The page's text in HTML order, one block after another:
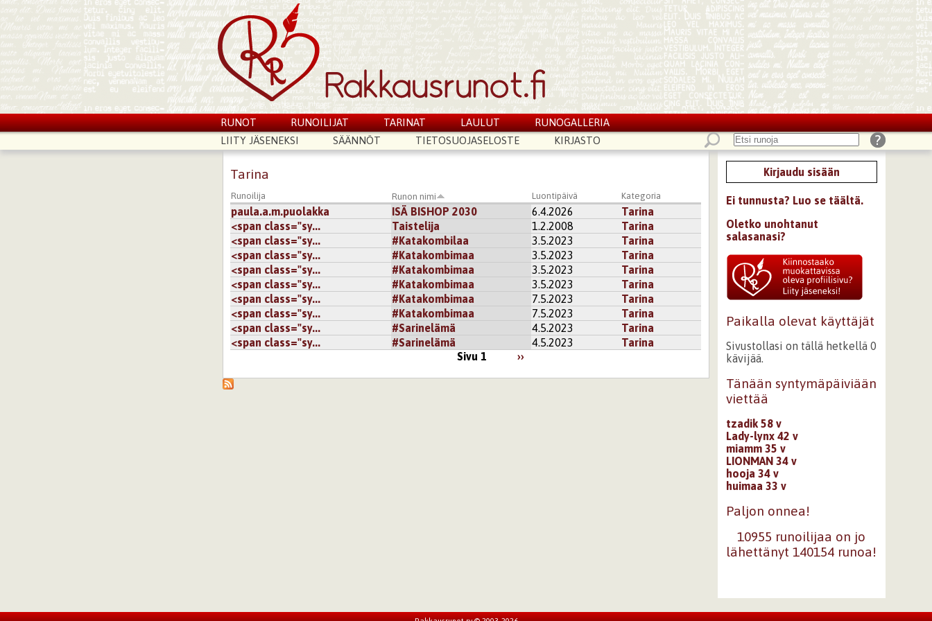
RUNOT RUNOILIJAT TARINAT LAULUT
RUNOGALLERIA
LIITY JÄSENEKSI
SÄÄNNÖT TIETOSUOJASELOSTE KIRJASTO
Tarina
Runoilija Runon nimi Luontipäivä Kategoria
paula.a.m.puolakka ISÄ BISHOP 2030 6.4.2026
Tarina
<span class="sy...
Taistelija 1.2.2008
Tarina
<span class="sy...
#Katakombilaa 3.5.2023
Tarina
<span class="sy...
#Katakombimaa 3.5.2023
Tarina
<span class="sy...
#Katakombimaa 3.5.2023
Tarina
<span class="sy...
#Katakombimaa 3.5.2023
Tarina
<span class="sy...
#Katakombimaa 7.5.2023
Tarina
<span class="sy...
#Katakombimaa 7.5.2023
Tarina
<span class="sy...
#Sarinelämä 4.5.2023
Tarina
<span class="sy...
#Sarinelämä 4.5.2023
Tarina
Sivu 1
››
Kirjaudu sisään
Ei tunnusta? Luo se täältä.
Oletko unohtanut
salasanasi?
Paikalla olevat käyttäjät
Sivustollasi on tällä hetkellä 0
kävijää.
Tänään syntymäpäiviään
viettää
tzadik 58 v
Lady-lynx 42 v
miamm 35 v
LIONMAN 34 v
hooja 34 v
huimaa 33 v
Paljon onnea!
10955 runoilijaa on jo
lähettänyt 140154 runoa!